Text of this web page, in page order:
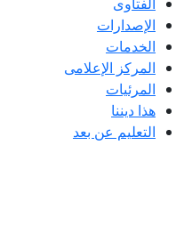
الإصدارات
الخدمات
المركز الإعلامى
المرئيات
هذا ديننا
التعليم عن بعد